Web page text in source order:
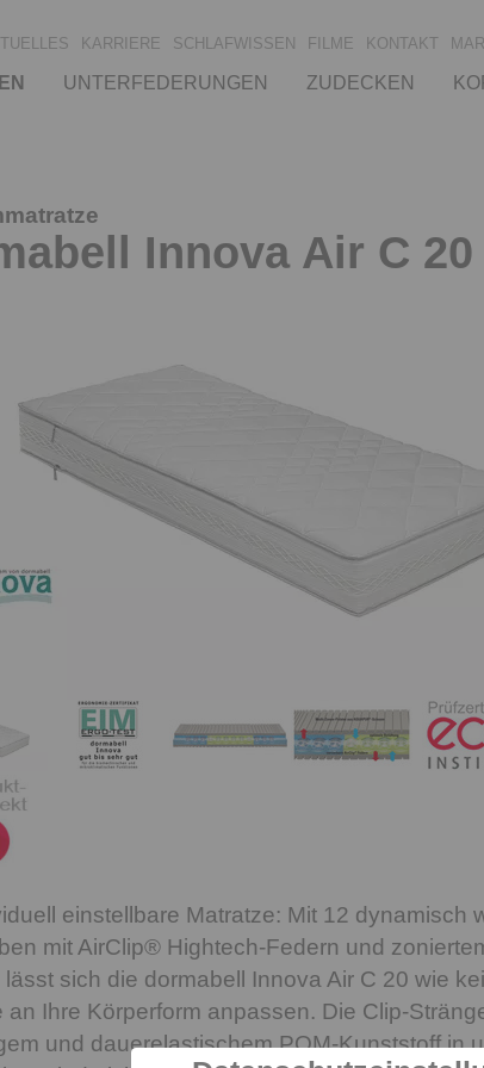
KARRIERE SCHLAFWISSEN FILME KONTAKT
UNTERFEDERUNGEN ZUDECKEN
Innova Air C 20
einstellbare Matratze: Mit 12 dynamisch
mit AirClip® Hightech-Federn und
sich die dormabell Innova Air C 20 wie
an Ihre Körperform anpassen. Die Clip-
und dauerelastischem POM-Kunststoff in